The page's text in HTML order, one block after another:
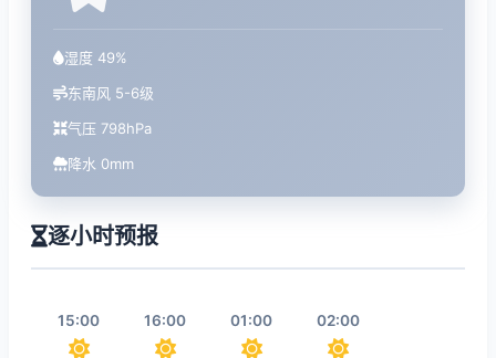
湿度 49%
东南风 5-6级
气压 798hPa
降水 0mm
逐小时预报
15:00 16:00 01:00 02:00